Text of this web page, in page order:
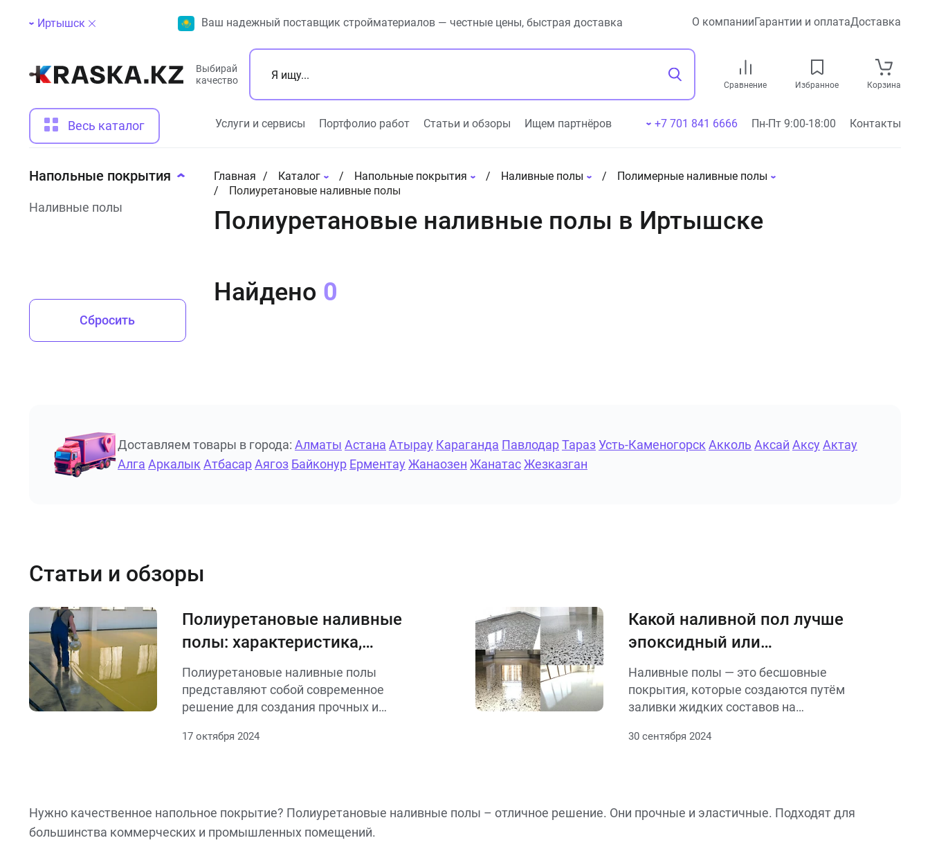
Иртышск Ваш надежный поставщик стройматериалов — честные цены, быстрая доставка О компанииГарантии и оплатаДоставка
Выбирай
качество
Сравнение Избранное Корзина
Весь каталог Услуги и сервисы Портфолио работ Статьи и обзоры Ищем партнёров +7 701 841 6666 Пн-Пт 9:00-18:00 Контакты
Напольные покрытия
Наливные полы
Сбросить
Главная Каталог Напольные покрытия Наливные полы
Полимерные наливные полы
Полиуретановые наливные полы
Полиуретановые наливные полы в Иртышске
Найдено 0
Доставляем товары в города: Алматы Астана Атырау Караганда ПавлодарТараз Усть-Каменогорск Акколь Аксай Аксу Актау
Алга Аркалык АтбасарАягоз Байконур Ерментау Жанаозен ЖанатасЖезказган
Статьи и обзоры
Полиуретановые наливные
полы: характеристика,
разновидности,
классификация
Полиуретановые наливные полы
представляют собой современное
решение для создания прочных и
сферах, от жилых помещений до
17 октября 2024
Какой наливной пол лучше
эпоксидный или
полиуретановый
Наливные полы — это бесшовные
покрытия, которые создаются путём
заливки жидких составов на
современное и популярное решение для
30 сентября 2024
Нужно качественное напольное покрытие? Полиуретановые наливные полы – отличное решение. Они прочные и эластичные. Подходят для
большинства коммерческих и промышленных помещений.